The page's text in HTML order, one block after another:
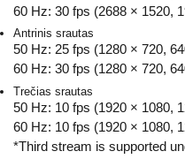
60 Hz: 30 fps (2688 × 1520,
Antrinis srautas
50 Hz: 25 fps (1280 × 720,
60 Hz: 30 fps (1280 × 720,
Trečias srautas
50 Hz: 10 fps (1920 × 1080,
60 Hz: 10 fps (1920 × 1080,
*Third stream is supported